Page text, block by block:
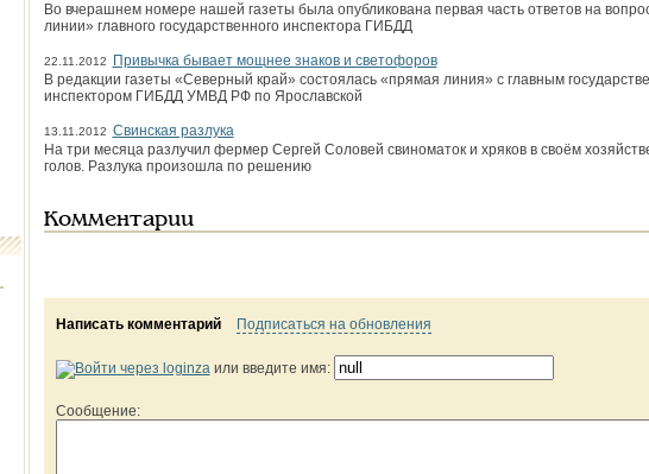
Во вчерашнем номере нашей газеты была опубликована первая часть ответов на
линии» главного государственного инспектора ГИБДД
22.11.2012
Привычка бывает мощнее знаков и светофоров
В редакции газеты «Северный край» состоялась «прямая линия» с главным
инспектором ГИБДД УМВД РФ по Ярославской
13.11.2012 Свинская разлука
На три месяца разлучил фермер Сергей Соловей свиноматок и хряков в своём
голов. Разлука произошла по решению
Комментарии
Написать комментарий Подписаться на обновления
или введите имя:
Сообщение: